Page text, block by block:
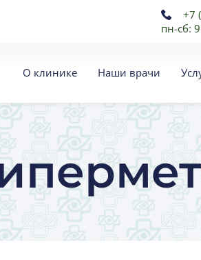
+7
пн-сб:
О клинике Наши врачи